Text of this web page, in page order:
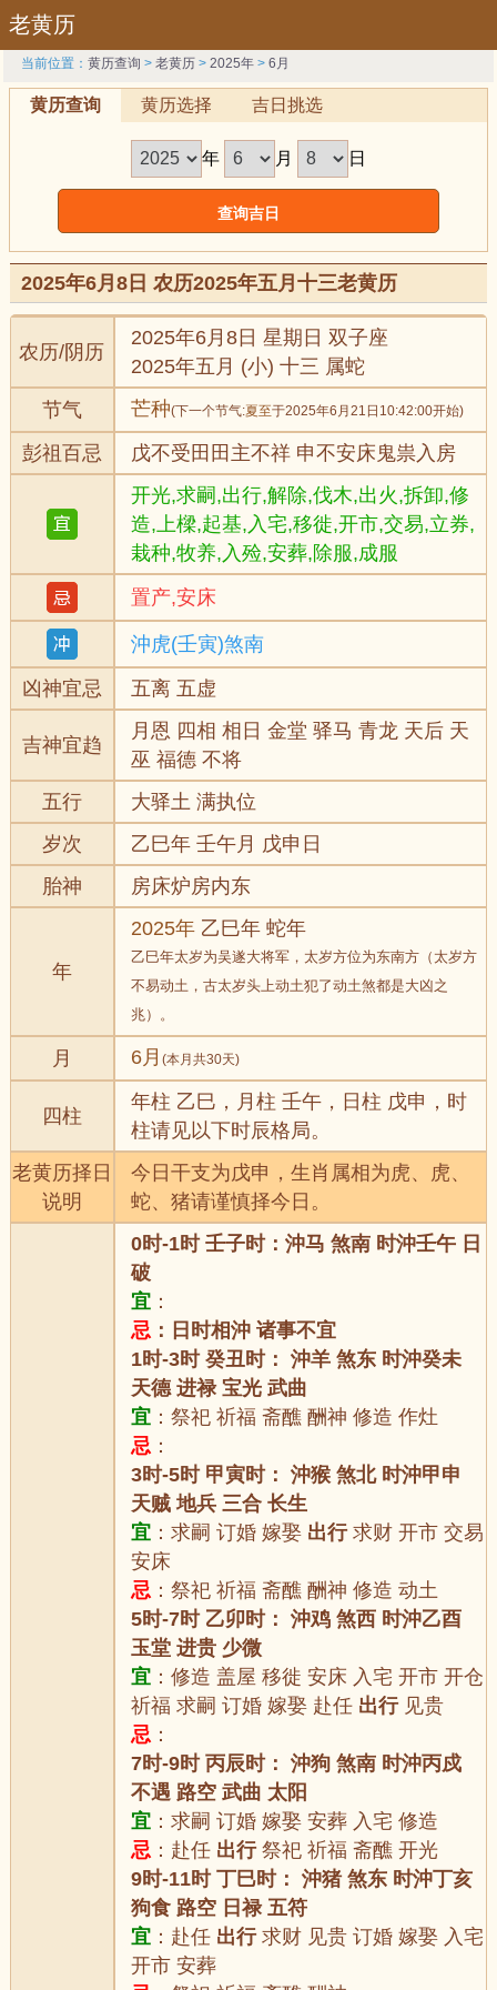
老黄历
当前位置：黄历查询 >老黄历 >2025年 >6月
黄历查询 黄历选择 吉日挑选
年 月 日
2025年6月8日 农历2025年五月十三老黄历
农历/阴历
2025年6月8日 星期日 双子座
2025年五月 (小) 十三 属蛇
节气
芒种(下一个节气:夏至于2025年6月21日10:42:00开始)
彭祖百忌
戊不受田田主不祥 申不安床鬼祟入房
开光,求嗣,出行,解除,伐木,出火,拆卸,修
造,上樑,起基,入宅,移徙,开市,交易,立券,
栽种,牧养,入殓,安葬,除服,成服
置产,安床
沖虎(壬寅)煞南
凶神宜忌
五离 五虚
吉神宜趋
月恩 四相 相日 金堂 驿马 青龙 天后 天
巫 福德 不将
五行
大驿土 满执位
岁次
乙巳年 壬午月 戊申日
胎神
房床炉房内东
年
2025年 乙巳年 蛇年
乙巳年太岁为吴遂大将军，太岁方位为东南方（太岁方
不易动土，古太岁头上动土犯了动土煞都是大凶之
兆）。
月 6月(本月共30天)
四柱
年柱 乙巳，月柱 壬午，日柱 戊申，时
柱请见以下时辰格局。
老黄历择日
说明
今日干支为戊申，生肖属相为虎、虎、
蛇、猪请谨慎择今日。
0时-1时 壬子时：沖马 煞南 时沖壬午 日
破
宜 ：
忌 ：日时相沖 诸事不宜
1时-3时 癸丑时： 沖羊 煞东 时沖癸未
天德 进禄 宝光 武曲
宜 ：祭祀 祈福 斋醮 酬神 修造 作灶
忌 ：
3时-5时 甲寅时： 沖猴 煞北 时沖甲申
天贼 地兵 三合 长生
宜 ：求嗣 订婚 嫁娶 出行求财 开市 交易
安床
忌 ：祭祀 祈福 斋醮 酬神 修造 动土
5时-7时 乙卯时： 沖鸡 煞西 时沖乙酉
玉堂 进贵 少微
宜 ：修造 盖屋 移徙 安床 入宅 开市 开仓
祈福 求嗣 订婚 嫁娶 赴任 出行见贵
忌 ：
7时-9时 丙辰时： 沖狗 煞南 时沖丙戍
不遇 路空 武曲 太阳
宜 ：求嗣 订婚 嫁娶 安葬 入宅 修造
忌 ：赴任 出行祭祀 祈福 斋醮 开光
9时-11时 丁巳时： 沖猪 煞东 时沖丁亥
狗食 路空 日禄 五符
宜 ：赴任 出行求财 见贵 订婚 嫁娶 入宅
开市 安葬